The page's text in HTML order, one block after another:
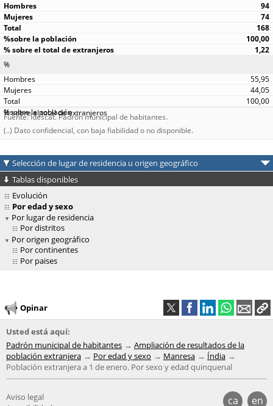
94
74
168
100,00
1,22
%
55,95
44,05
100,00
Fuente: Idescat. Padrón municipal de habitantes.
(..) Dato confidencial, con baja fiabilidad o no disponible.
Selección de lugar de residencia u origen geográfico
Tablas disponibles
Evolución
Por edad y sexo
Por lugar de residencia
Por distritos
Por origen geográfico
Por continentes
Por paises
Opinar
Usted está aquí:
Padrón municipal de habitantes
Ampliación de resultados de la
población extranjera
Por edad y sexo Manresa
Índia
Población extranjera a 1 de enero. Por sexo y edad quinquenal
ca en
Aviso legal